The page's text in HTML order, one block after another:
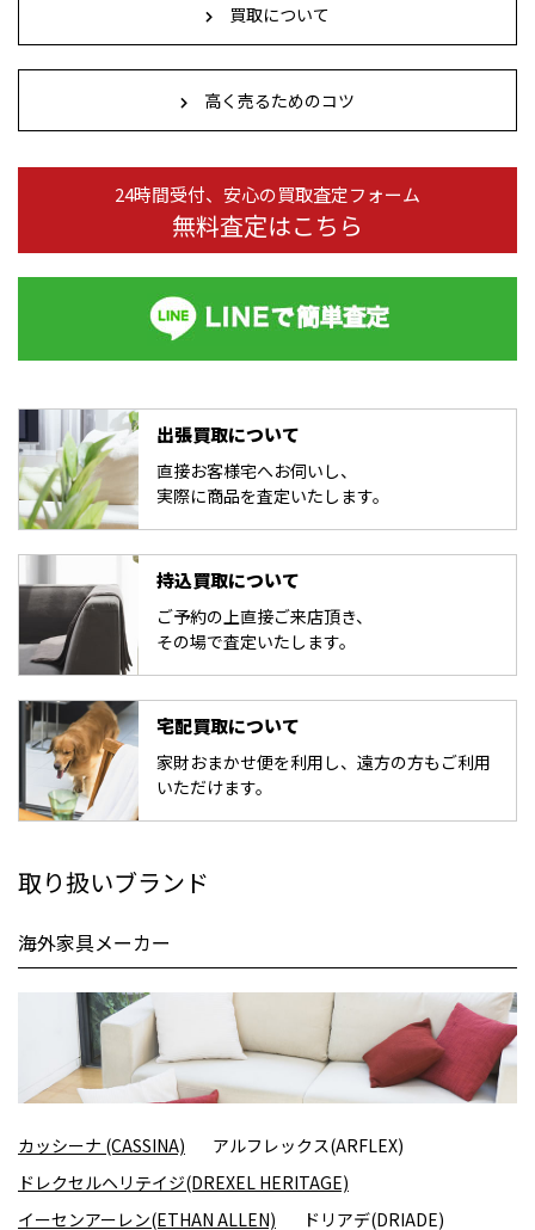
買取について
高く売るためのコツ
24時間受付、安心の買取査定フォーム
無料査定はこちら
出張買取について
直接お客様宅へお伺いし、
実際に商品を査定いたします。
持込買取について
ご予約の上直接ご来店頂き、
その場で査定いたします。
宅配買取について
家財おまかせ便を利用し、遠方の方もご利用
いただけます。
取り扱いブランド
海外家具メーカー
カッシーナ (CASSINA)
アルフレックス(ARFLEX)
ドレクセルヘリテイジ(DREXEL HERITAGE)
イーセンアーレン(ETHAN ALLEN)
ドリアデ(DRIADE)